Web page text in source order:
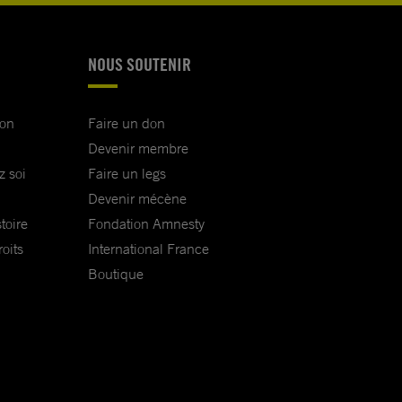
soi
NOUS SOUTENIR
Faire un don
Devenir membre
Faire un legs
Devenir mécène
Fondation Amnesty
International France
Boutique